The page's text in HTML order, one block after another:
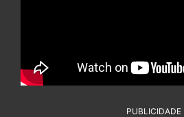
PUBLICIDADE